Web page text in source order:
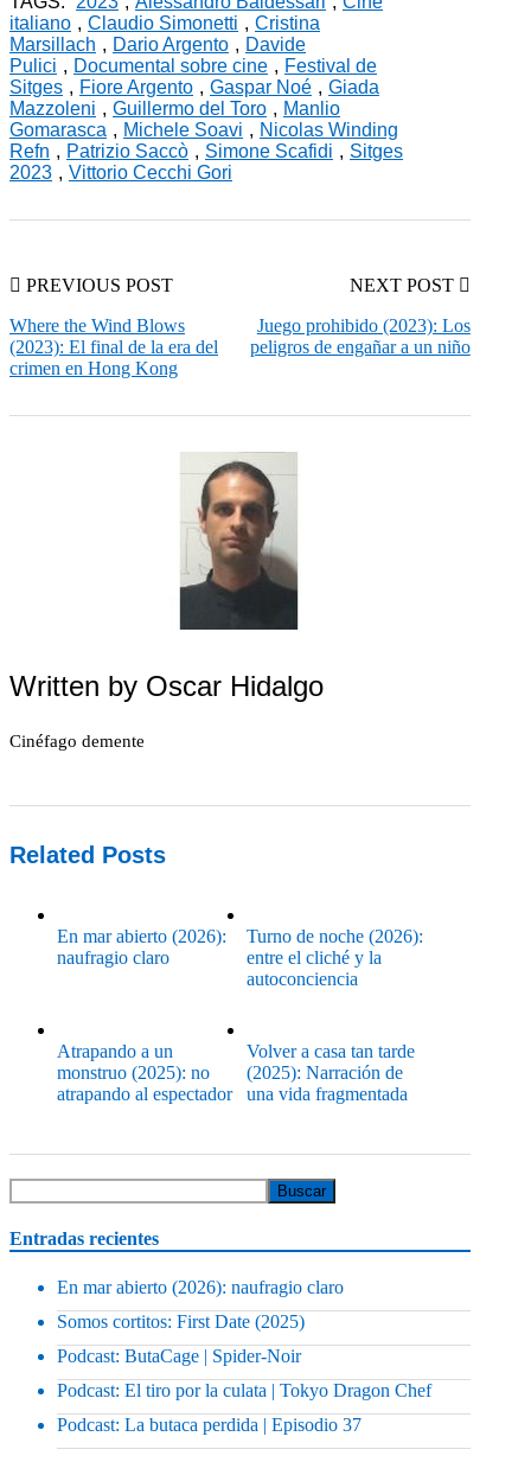
italiano , Claudio Simonetti , Cristina
Marsillach , Dario Argento , Davide
Pulici , Documental sobre cine , Festival de
Sitges , Fiore Argento , Gaspar Noé , Giada
Mazzoleni , Guillermo del Toro , Manlio
Gomarasca , Michele Soavi , Nicolas Winding
Refn , Patrizio Saccò , Simone Scafidi , Sitges
2023 , Vittorio Cecchi Gori
PREVIOUS POST
Where the Wind Blows
(2023): El final de la era del
crimen en Hong Kong
NEXT POST
Juego prohibido (2023): Los
peligros de engañar a un niño
Written by Oscar Hidalgo
Cinéfago demente
Related Posts
En mar abierto (2026):
naufragio claro
Turno de noche (2026):
entre el cliché y la
autoconciencia
Atrapando a un
monstruo (2025): no
atrapando al espectador
Volver a casa tan tarde
(2025): Narración de
una vida fragmentada
Entradas recientes
En mar abierto (2026): naufragio claro
Somos cortitos: First Date (2025)
Podcast: ButaCage | Spider-Noir
Podcast: El tiro por la culata | Tokyo Dragon Chef
Podcast: La butaca perdida | Episodio 37